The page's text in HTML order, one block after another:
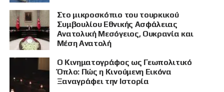
Στο μικροσκόπιο του τουρκικού
Συμβουλίου Εθνικής Ασφάλειας
Ανατολική Μεσόγειος, Ουκρανία και
Μέση Ανατολή
Ο Κινηματογράφος ως Γεωπολιτικό
Όπλο: Πώς η Κινούμενη Εικόνα
Ξαναγράφει την Ιστορία